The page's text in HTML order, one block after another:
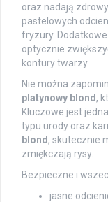
oraz nadają
pastelowych
fryzury.
optycznie
kontury twarzy.
Nie można
platynowy blond,
Kluczowe jest
typu urody oraz
blond, skutecznie
zmiękczają rysy.
Bezpieczne i
jasne